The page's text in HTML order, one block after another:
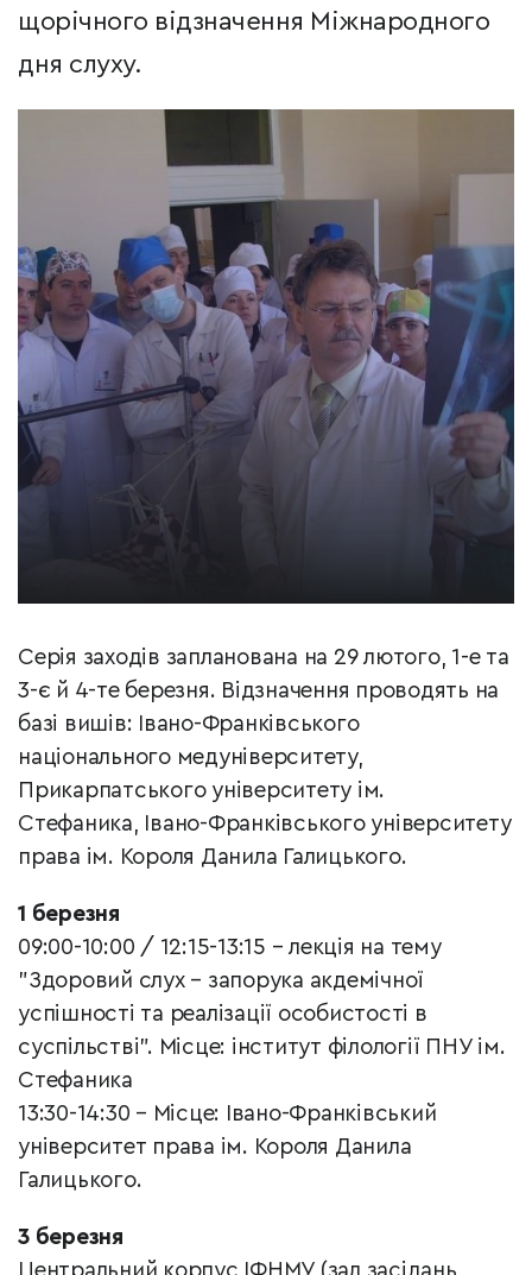
щорічного відзначення Міжнародного
дня слуху.
Серія заходів запланована на 29 лютого, 1-е та
3-є й 4-те березня. Відзначення проводять на
базі вишів: Івано-Франківського
національного медуніверситету,
Прикарпатського університету ім.
Стефаника, Івано-Франківського університету
права ім. Короля Данила Галицького.
1 березня
09:00-10:00 / 12:15-13:15 – лекція на тему
"Здоровий слух – запорука акдемічної
успішності та реалізації особистості в
суспільстві". Місце: інститут філології ПНУ ім.
Стефаника
13:30-14:30 – Місце: Івано-Франківський
університет права ім. Короля Данила
Галицького.
3 березня